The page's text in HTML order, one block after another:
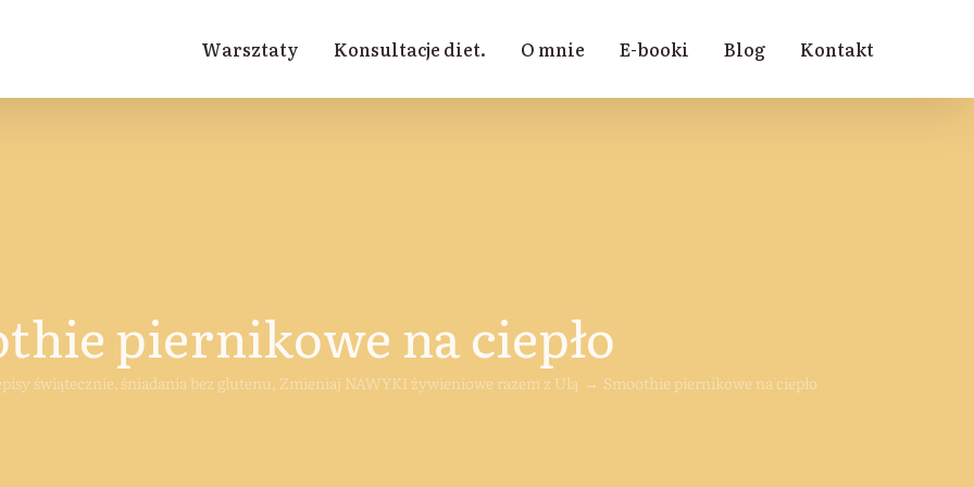
Warsztaty Konsultacje diet. O mnie E-booki Blog Kontakt
piernikowe na ciepło
świątecznie śniadania bez glutenu Zmieniaj NAWYKI żywieniowe razem z Ulą Smoothie piernikowe na ciepło